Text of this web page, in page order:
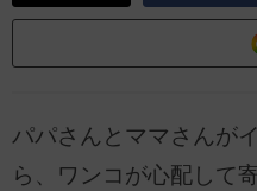
パパさんとママさんが
ら、ワンコが心配して